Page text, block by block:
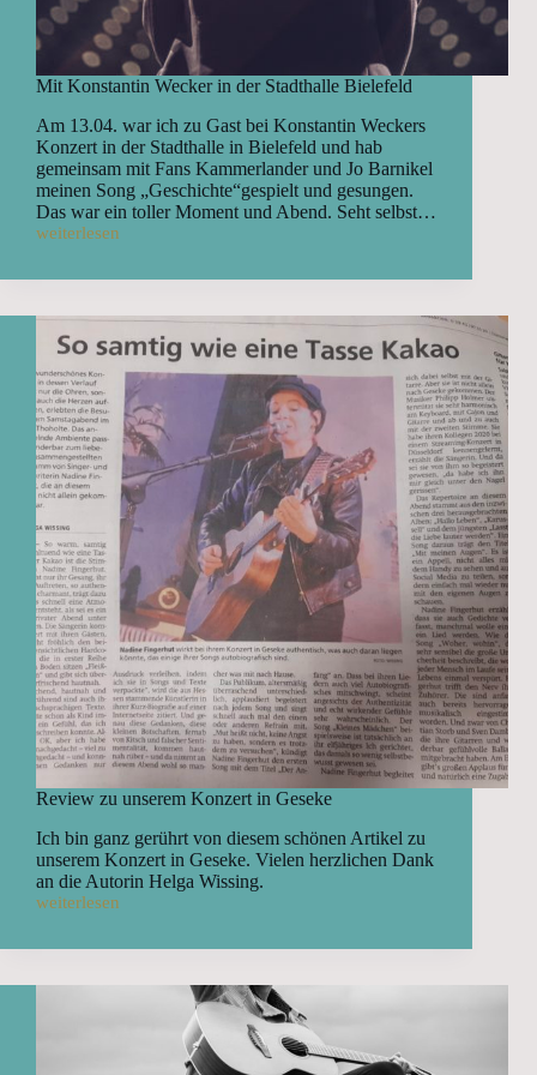
Mit Konstantin Wecker in der Stadthalle Bielefeld
Am 13.04. war ich zu Gast bei Konstantin Weckers
Konzert in der Stadthalle in Bielefeld und hab
gemeinsam mit Fans Kammerlander und Jo Barnikel
meinen Song „Geschichte“gespielt und gesungen.
Das war ein toller Moment und Abend. Seht selbst…
weiterlesen
Mit
Wecker
Stadthalle
Review zu unserem Konzert in Geseke
Ich bin ganz gerührt von diesem schönen Artikel zu
unserem Konzert in Geseke. Vielen herzlichen Dank
an die Autorin Helga Wissing.
weiterlesen
Review
unserem